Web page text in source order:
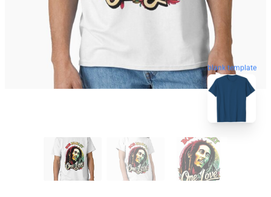
blank template